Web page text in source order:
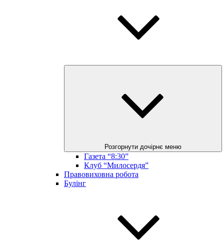
Розгорнути дочірнє меню
Газета “8:30”
Клуб “Милосердя”
Правовиховна робота
Булінг